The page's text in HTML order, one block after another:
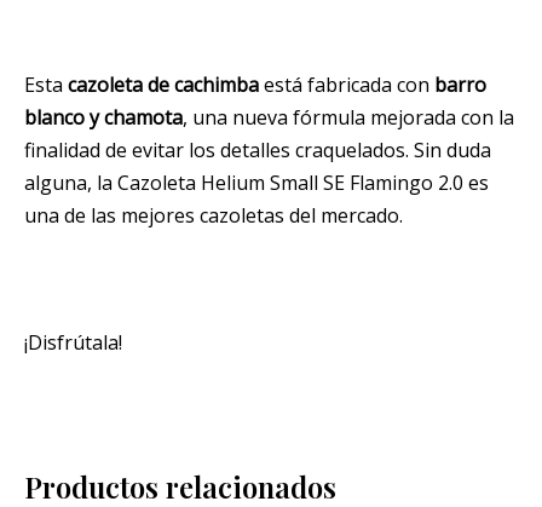
Esta cazoleta de cachimbaestá fabricada con barro
blanco y chamota, una nueva fórmula mejorada con la
finalidad de evitar los detalles craquelados. Sin duda
alguna, la Cazoleta Helium Small SE Flamingo 2.0 es
una de las mejores cazoletas del mercado.
¡Disfrútala!
Productos relacionados